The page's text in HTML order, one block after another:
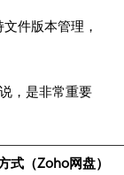
件版本管理，
，是非常重要
式（Zoho网盘）